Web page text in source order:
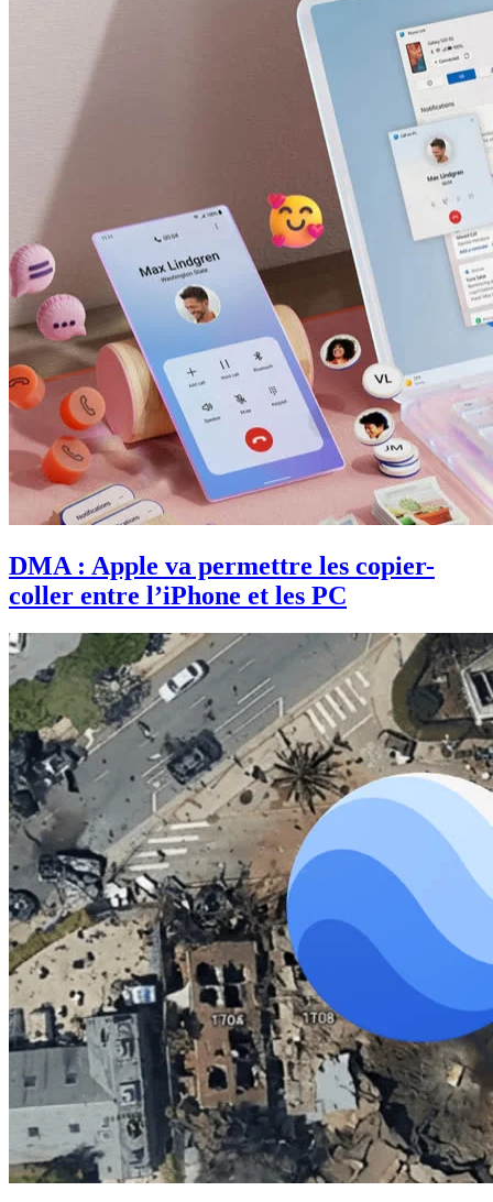
DMA : Apple va permettre les copier-
coller entre l’iPhone et les PC